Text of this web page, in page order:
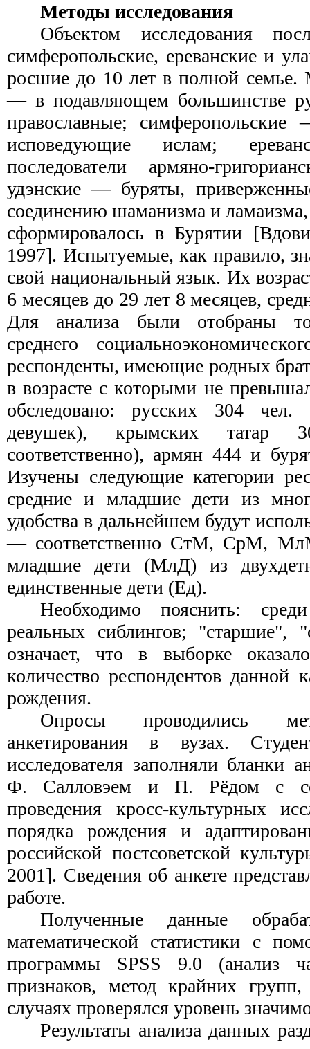
Методы исследования
Объектом исследования
симферопольские, ереванские и
росшие до 10 лет в полной семье.
— в подавляющем большинстве
православные;
исповедующие ислам;
последователи армяно-
удэнские — буряты,
соединению шаманизма и ламаизма,
сформировалось в Бурятии
1997]. Испытуемые, как правило,
свой национальный язык. Их
6 месяцев до 29 лет 8 месяцев,
Для анализа были отобраны
среднего
респонденты, имеющие родных
в возрасте с которыми не
обследовано: русских 304
девушек), крымских
соответственно), армян 444 и
Изучены следующие категории
средние и младшие дети из
удобства в дальнейшем будут
— соответственно СтМ, СрМ,
младшие дети (МлД) из
единственные дети (Ед).
Необходимо пояснить:
реальных сиблингов; "старшие",
означает, что в выборке
количество респондентов данной
рождения.
Опросы проводились
анкетирования в вузах.
исследователя заполняли бланки
Ф. Салловэем и П. Рёдом с
проведения кросс-культурных
порядка рождения и
российской постсоветской
2001]. Сведения об анкете
работе.
Полученные данные
математической статистики с
программы SPSS 9.0 (анализ
признаков, метод крайних
случаях проверялся уровень
Результаты анализа данных